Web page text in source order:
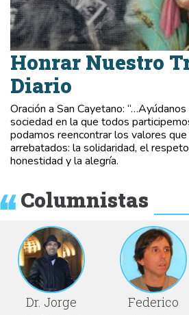
Honrar Nuestro
Diario
Oración a San Cayetano:
sociedad en la que todos
podamos reencontrar los valores
arrebatados: la solidaridad, el
honestidad y la alegría.
Columnistas
Dr. Jorge
Federico